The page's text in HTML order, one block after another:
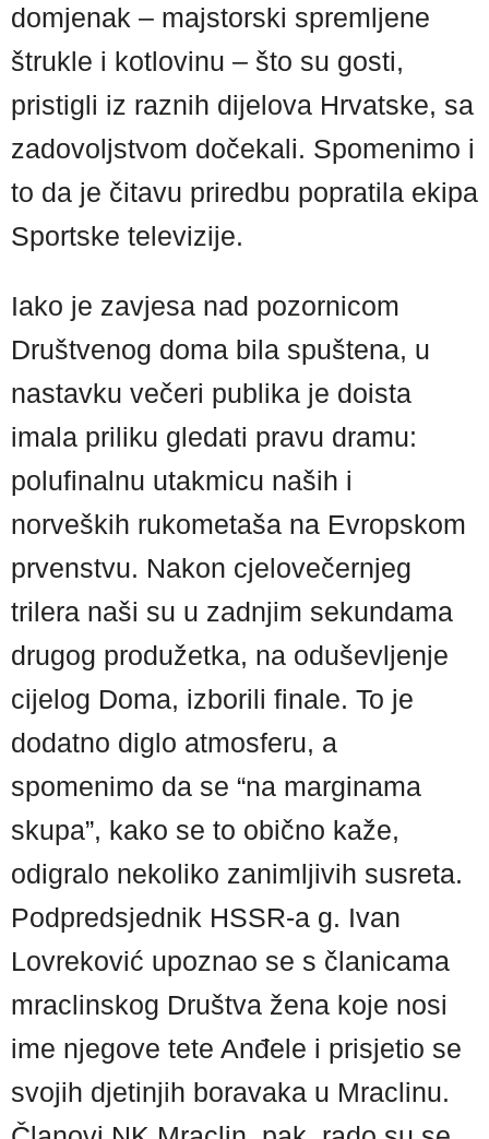
domjenak – majstorski spremljene
štrukle i kotlovinu – što su gosti,
pristigli iz raznih dijelova Hrvatske, sa
zadovoljstvom dočekali. Spomenimo i
to da je čitavu priredbu popratila ekipa
Sportske televizije.
Iako je zavjesa nad pozornicom
Društvenog doma bila spuštena, u
nastavku večeri publika je doista
imala priliku gledati pravu dramu:
polufinalnu utakmicu naših i
norveških rukometaša na Evropskom
prvenstvu. Nakon cjelovečernjeg
trilera naši su u zadnjim sekundama
drugog produžetka, na oduševljenje
cijelog Doma, izborili finale. To je
dodatno diglo atmosferu, a
spomenimo da se “na marginama
skupa”, kako se to obično kaže,
odigralo nekoliko zanimljivih susreta.
Podpredsjednik HSSR-a g. Ivan
Lovreković upoznao se s članicama
mraclinskog Društva žena koje nosi
ime njegove tete Anđele i prisjetio se
svojih djetinjih boravaka u Mraclinu.